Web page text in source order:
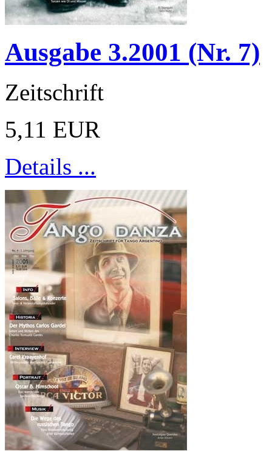
Ausgabe 3.2001 (Nr. 7)
Zeitschrift
5,11 EUR
Details ...